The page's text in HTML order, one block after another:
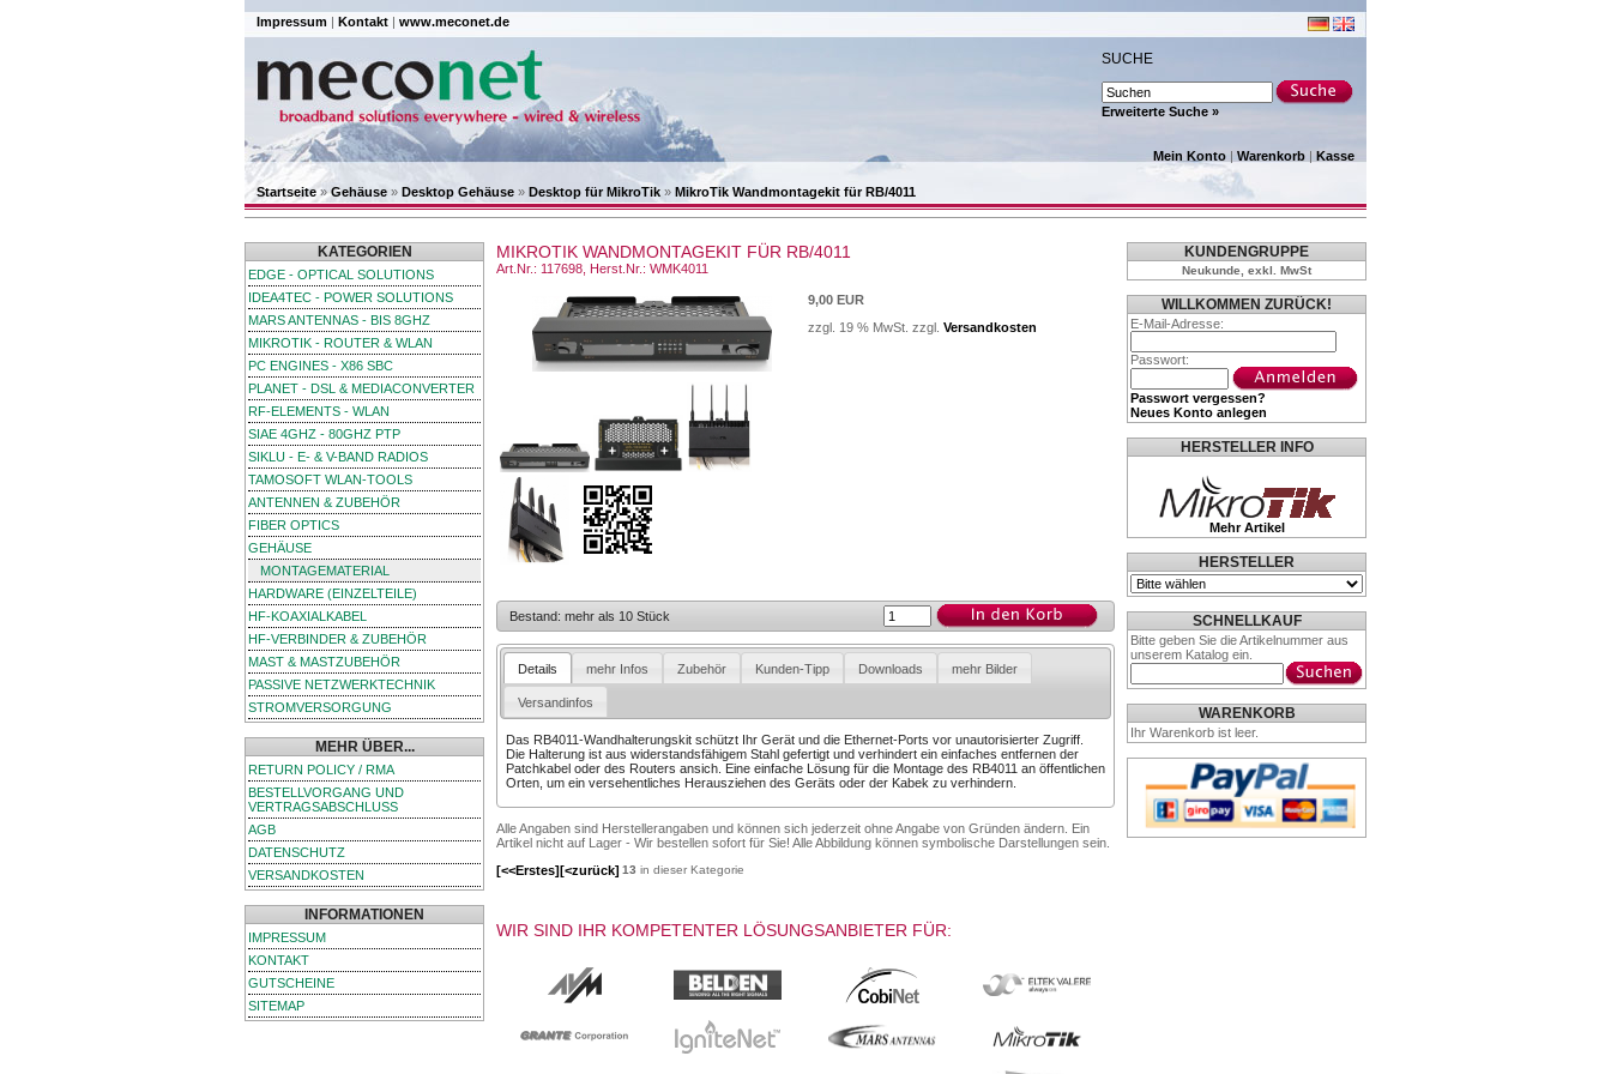
Impressum | Kontakt | www.meconet.de
SUCHE
Erweiterte Suche »
Mein Konto | Warenkorb | Kasse
Startseite»Gehäuse » Desktop Gehäuse » Desktop für MikroTik » MikroTik Wandmontagekit für RB/4011
KATEGORIEN
EDGE - OPTICAL SOLUTIONS
IDEA4TEC - POWER SOLUTIONS
MARS ANTENNAS - BIS 8GHZ
MIKROTIK - ROUTER & WLAN
PC ENGINES - X86 SBC
PLANET - DSL & MEDIACONVERTER
RF-ELEMENTS - WLAN
SIAE 4GHZ - 80GHZ PTP
SIKLU - E- & V-BAND RADIOS
TAMOSOFT WLAN-TOOLS
ANTENNEN & ZUBEHÖR
FIBER OPTICS
GEHÄUSE
MONTAGEMATERIAL
HARDWARE (EINZELTEILE)
HF-KOAXIALKABEL
HF-VERBINDER & ZUBEHÖR
MAST & MASTZUBEHÖR
PASSIVE NETZWERKTECHNIK
STROMVERSORGUNG
MEHR ÜBER...
RETURN POLICY / RMA
BESTELLVORGANG UND
VERTRAGSABSCHLUSS
AGB
DATENSCHUTZ
VERSANDKOSTEN
INFORMATIONEN
IMPRESSUM
KONTAKT
GUTSCHEINE
SITEMAP
MIKROTIK WANDMONTAGEKIT FÜR RB/4011
Art.Nr.: 117698, Herst.Nr.: WMK4011
9,00 EUR
zzgl. 19 % MwSt. zzgl. Versandkosten
Bestand: mehr als 10 Stück
Details mehr Infos Zubehör Kunden-Tipp Downloads mehr Bilder
Versandinfos
Das RB4011-Wandhalterungskit schützt Ihr Gerät und die Ethernet-Ports vor unautorisierter Zugriff.
Die Halterung ist aus widerstandsfähigem Stahl gefertigt und verhindert ein einfaches entfernen der
Patchkabel oder des Routers ansich. Eine einfache Lösung für die Montage des RB4011 an öffentlichen
Orten, um ein versehentliches Herausziehen des Geräts oder der Kabek zu verhindern.
Alle Angaben sind Herstellerangaben und können sich jederzeit ohne Angabe von Gründen ändern. Ein
Artikel nicht auf Lager - Wir bestellen sofort für Sie! Alle Abbildung können symbolische Darstellungen sein.
[<<Erstes][<zurück] 13 in dieser Kategorie
WIR SIND IHR KOMPETENTER LÖSUNGSANBIETER FÜR:
KUNDENGRUPPE
Neukunde, exkl. MwSt
WILLKOMMEN ZURÜCK!
E-Mail-Adresse:
Passwort:
Passwort vergessen?
Neues Konto anlegen
HERSTELLER INFO
Mehr Artikel
HERSTELLER
SCHNELLKAUF
Bitte geben Sie die Artikelnummer aus
unserem Katalog ein.
WARENKORB
Ihr Warenkorb ist leer.